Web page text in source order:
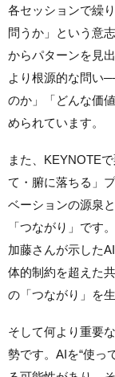
各セッションで繰
問うか」という意
からパターンを見
より根源的な問い
のか」「どんな価
められています。
また、KEYNOTE
て・腑に落ちる」
ベーションの源泉
「つながり」です
加藤さんが示した
体的制約を超えた
の「つながり」を
そして何より重要
勢です。AIを“使っ